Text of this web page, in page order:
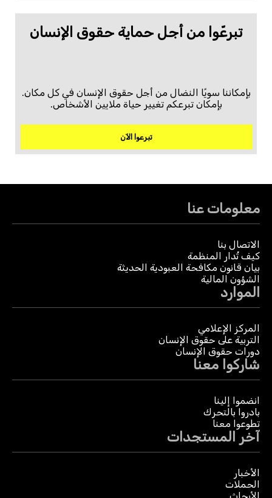
تبرعّوا من أجل حماية حقوق الإنسان
بإمكاننا سويًا النضال من أجل حقوق الإنسان في كل مكان.
بإمكان تبرعكم تغيير حياة ملايين الأشخاص.
تبرعوا الآن
معلومات عنا
الاتصال بنا
كيف تُدار المنظمة
بيان قانون مكافحة العبودية الحديثة
الشؤون المالية
الموارد
المركز الإعلامي
التربية على حقوق الإنسان
دورات حقوق الإنسان
شاركوا معنا
انضموا إلينا
بادروا بالتحرك
تطوعوا معنا
آخر المستجدات
الأخبار
الحملات